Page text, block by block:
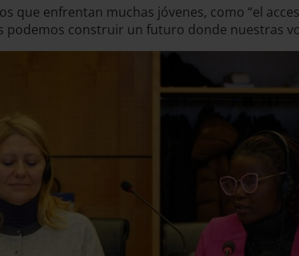
que enfrentan muchas jóvenes, como “el
podemos construir un futuro donde nuestras